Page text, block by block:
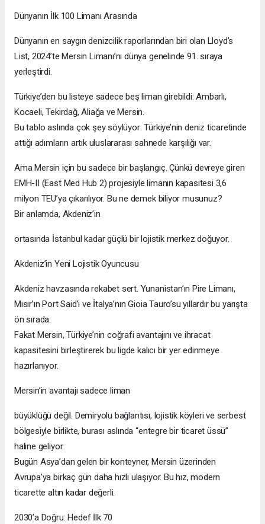
Dünyanın İlk 100 Limanı Arasında
Dünyanın en saygın denizcilik raporlarından biri olan Lloyd’s
List, 2024’te Mersin Limanı’nı dünya genelinde 91. sıraya
yerleştirdi.
Türkiye’den bu listeye sadece beş liman girebildi: Ambarlı,
Kocaeli, Tekirdağ, Aliağa ve Mersin.
Bu tablo aslında çok şey söylüyor: Türkiye’nin deniz ticaretinde
attığı adımların artık uluslararası sahnede karşılığı var.
Ama Mersin için bu sadece bir başlangıç. Çünkü devreye giren
EMH-II (East Med Hub 2) projesiyle limanın kapasitesi 3,6
milyon TEU’ya çıkarılıyor. Bu ne demek biliyor musunuz?
Bir anlamda, Akdeniz’in
ortasında İstanbul kadar güçlü bir lojistik merkez doğuyor.
Akdeniz’in Yeni Lojistik Oyuncusu
Akdeniz havzasında rekabet sert. Yunanistan’ın Pire Limanı,
Mısır’ın Port Said’i ve İtalya’nın Gioia Tauro’su yıllardır bu yarışta
ön sırada.
Fakat Mersin, Türkiye’nin coğrafi avantajını ve ihracat
kapasitesini birleştirerek bu ligde kalıcı bir yer edinmeye
hazırlanıyor.
Mersin’in avantajı sadece liman
büyüklüğü değil. Demiryolu bağlantısı, lojistik köyleri ve serbest
bölgesiyle birlikte, burası aslında “entegre bir ticaret üssü”
haline geliyor.
Bugün Asya’dan gelen bir konteyner, Mersin üzerinden
Avrupa’ya birkaç gün daha hızlı ulaşıyor. Bu hız, modern
ticarette altın kadar değerli.
2030’a Doğru: Hedef İlk 70